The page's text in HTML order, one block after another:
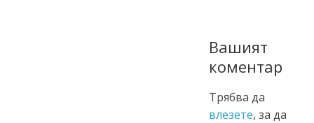
Вашият
коментар
Трябва да
влезете, за да